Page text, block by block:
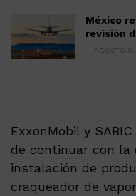
México
revisión
AGOSTO 6,
ExxonMobil y
de continuar con la
instalación de
craqueador de